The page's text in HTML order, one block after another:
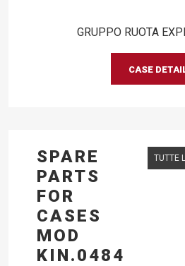
GRUPPO RUOTA
CASE
SPARE
PARTS
FOR
CASES
MOD
KIN.0484